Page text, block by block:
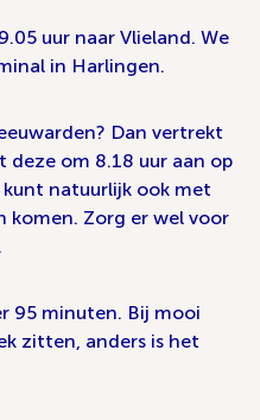
uur naar Vlieland. We
in Harlingen.
Dan vertrekt
deze om 8.18 uur aan op
natuurlijk ook met
komen. Zorg er wel voor
95 minuten. Bij mooi
zitten, anders is het